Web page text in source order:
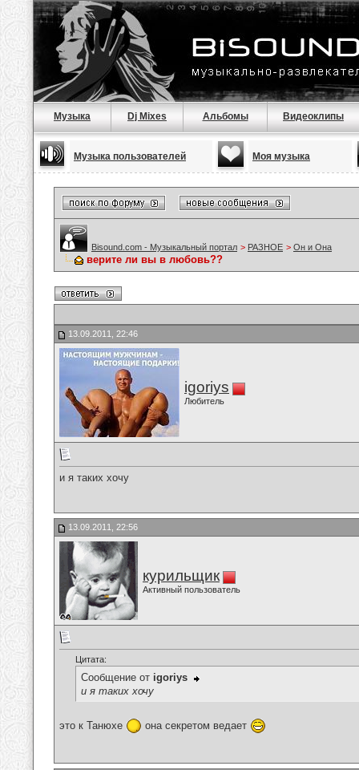
Музыка Dj Mixes Альбомы Видеоклипы
Музыка пользователей Моя музыка
Bisound.com - Музыкальный портал > РАЗНОЕ > Он и Она
верите ли вы в любовь??
13.09.2011, 22:46
igoriys
Любитель
и я таких хочу
13.09.2011, 22:56
курильщик
Активный пользователь
Цитата:
Сообщение от igoriys
и я таких хочу
это к Танюхе она секретом ведает